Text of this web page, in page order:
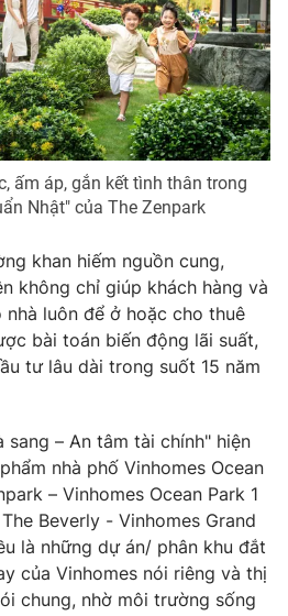
thức nếu không có sự chấp
nguồn VTV.vn khi phát hành lại
ấm áp, gắn kết tình thân trong
Nhật" của The Zenpark
khan hiếm nguồn cung,
không chỉ giúp khách hàng và
luôn để ở hoặc cho thuê
bài toán biến động lãi suất,
tư lâu dài trong suốt 15 năm
sang – An tâm tài chính" hiện
nhà phố Vinhomes Ocean
– Vinhomes Ocean Park 1
Beverly - Vinhomes Grand
là những dự án/ phân khu đắt
của Vinhomes nói riêng và thị
chung, nhờ môi trường sống